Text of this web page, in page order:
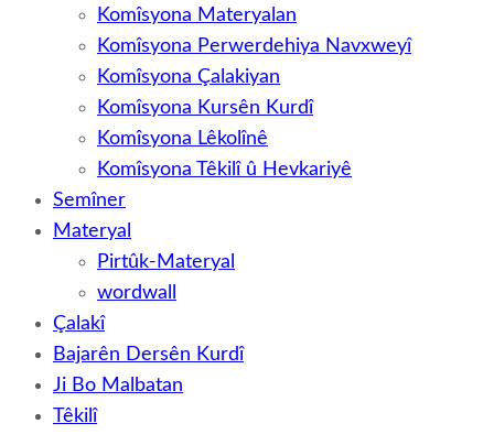
Komîsyona Materyalan
Komîsyona Perwerdehiya Navxweyî
Komîsyona Çalakiyan
Komîsyona Kursên Kurdî
Komîsyona Lêkolînê
Komîsyona Têkilî û Hevkariyê
Semîner
Materyal
Pirtûk-Materyal
wordwall
Çalakî
Bajarên Dersên Kurdî
Ji Bo Malbatan
Têkilî